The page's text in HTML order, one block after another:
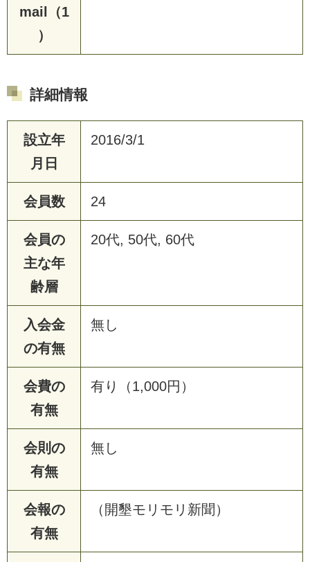
mail（1
）
詳細情報
設立年
月日
2016/3/1
会員数 24
会員の
主な年
齢層
20代, 50代, 60代
入会金
の有無
無し
会費の
有無
有り（1,000円）
会則の
有無
無し
会報の
有無
（開墾モリモリ新聞）